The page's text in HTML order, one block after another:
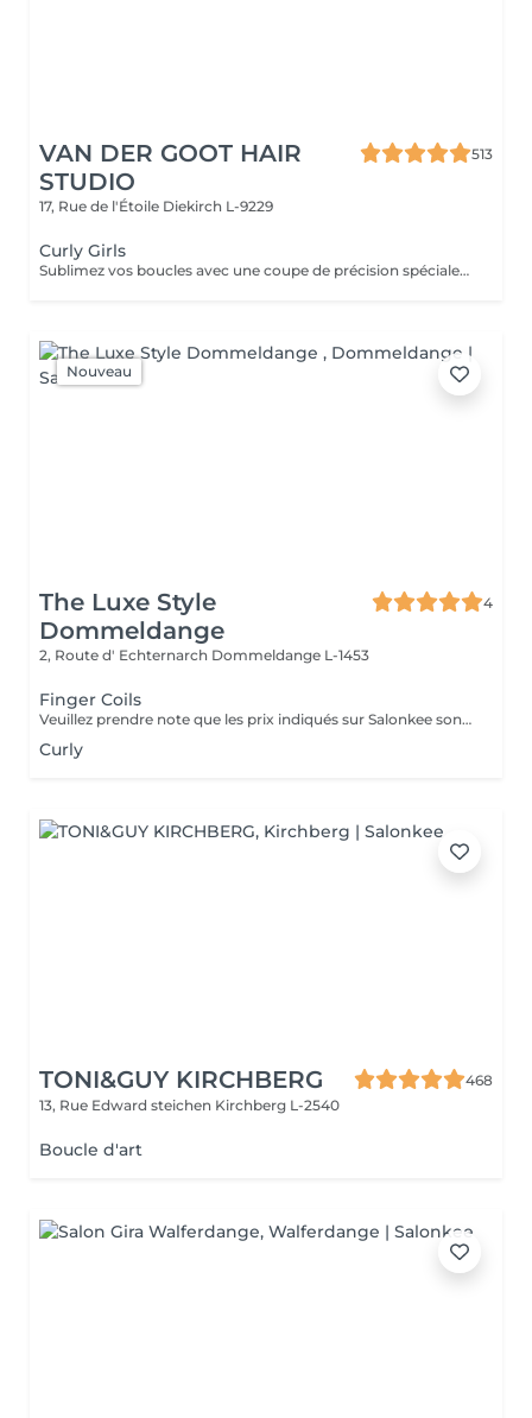
VAN DER GOOT HAIR
STUDIO
513
17, Rue de l'Étoile Diekirch L-9229
Curly Girls
Sublimez vos boucles avec une coupe de précision spécialement adaptée à leur structure naturelle. Nous commençons par une consultation détaillée afin de comprendre votre type de boucles, votre mode de vie et vos objectifs capillaires, et de vous conseiller la routine idéale à la maison. Vos cheveux bénéficient ensuite d'un lavage ultra-hydratant, suivi d'une coupe pensée pour mettre en valeur la forme, le rebond et la définition de vos boucles. Selon les besoins, la coupe peut également être réalisée sur cheveux secs et au naturel. La finition au diffuseur apporte définition, légèreté et mouvement pour des boucles parfaitement sculptées et pleines de vie.
Nouveau
The Luxe Style
Dommeldange
4
2, Route d' Echternarch Dommeldange L-1453
Finger Coils
Veuillez prendre note que les prix indiqués sur Salonkee sont communiqués à titre informatif et s'entendent de base. Ces derniers sont susceptibles de varier selon le diagnostic réalisé à votre arrivée au salon et l'expertise du professionnel à qui vous confiez votre beauté. Dans tous les cas, un devis précis vous sera proposé et toutes réalisations de prestations seront effectuées avec votre accord. Un grand merci d'avance pour votre compréhension. Au plaisir de vous recevoir très vite.
Curly
TONI&GUY KIRCHBERG
468
13, Rue Edward steichen Kirchberg L-2540
Boucle d'art